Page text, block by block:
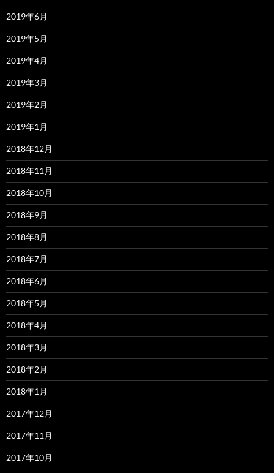
2019年6月
2019年5月
2019年4月
2019年3月
2019年2月
2019年1月
2018年12月
2018年11月
2018年10月
2018年9月
2018年8月
2018年7月
2018年6月
2018年5月
2018年4月
2018年3月
2018年2月
2018年1月
2017年12月
2017年11月
2017年10月